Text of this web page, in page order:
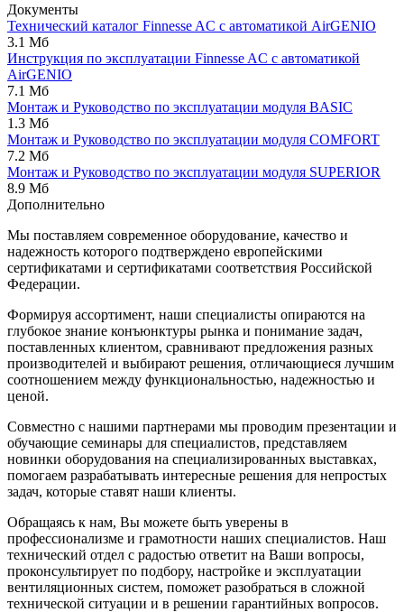
Документы
Технический каталог Finnesse AC с автоматикой AirGENIO
3.1 Мб
Инструкция по эксплуатации Finnesse AC с автоматикой
AirGENIO
7.1 Мб
Монтаж и Руководство по эксплуатации модуля BASIC
1.3 Мб
Монтаж и Руководство по эксплуатации модуля COMFORT
7.2 Мб
Монтаж и Руководство по эксплуатации модуля SUPERIOR
8.9 Мб
Дополнительно
Мы поставляем современное оборудование, качество и
надежность которого подтверждено европейскими
сертификатами и сертификатами соответствия Российской
Федерации.
Формируя ассортимент, наши специалисты опираются на
глубокое знание конъюнктуры рынка и понимание задач,
поставленных клиентом, сравнивают предложения разных
производителей и выбирают решения, отличающиеся лучшим
соотношением между функциональностью, надежностью и
ценой.
Совместно с нашими партнерами мы проводим презентации и
обучающие семинары для специалистов, представляем
новинки оборудования на специализированных выставках,
помогаем разрабатывать интересные решения для непростых
задач, которые ставят наши клиенты.
Обращаясь к нам, Вы можете быть уверены в
профессионализме и грамотности наших специалистов. Наш
технический отдел с радостью ответит на Ваши вопросы,
проконсультирует по подбору, настройке и эксплуатации
вентиляционных систем, поможет разобраться в сложной
технической ситуации и в решении гарантийных вопросов.